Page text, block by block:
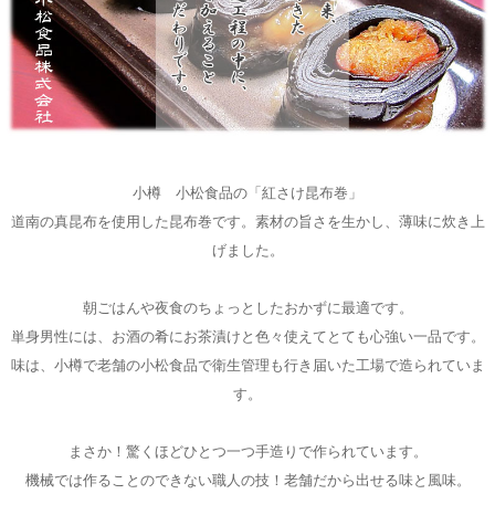
小樽 小松食品の「紅さけ昆布巻」
道南の真昆布を使用した昆布巻です。素材の旨さを生かし、薄味に炊き上
げました。
朝ごはんや夜食のちょっとしたおかずに最適です。
単身男性には、お酒の肴にお茶漬けと色々使えてとても心強い一品です。
味は、小樽で老舗の小松食品で衛生管理も行き届いた工場で造られていま
す。
まさか！驚くほどひとつ一つ手造りで作られています。
機械では作ることのできない職人の技！老舗だから出せる味と風味。